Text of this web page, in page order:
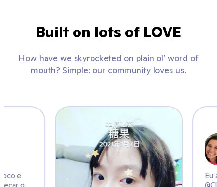
Built on lots of LOVE
How have we skyrocketed on plain ol’ word of
mouth? Simple: our community loves us.
praticar foco e
de começar o